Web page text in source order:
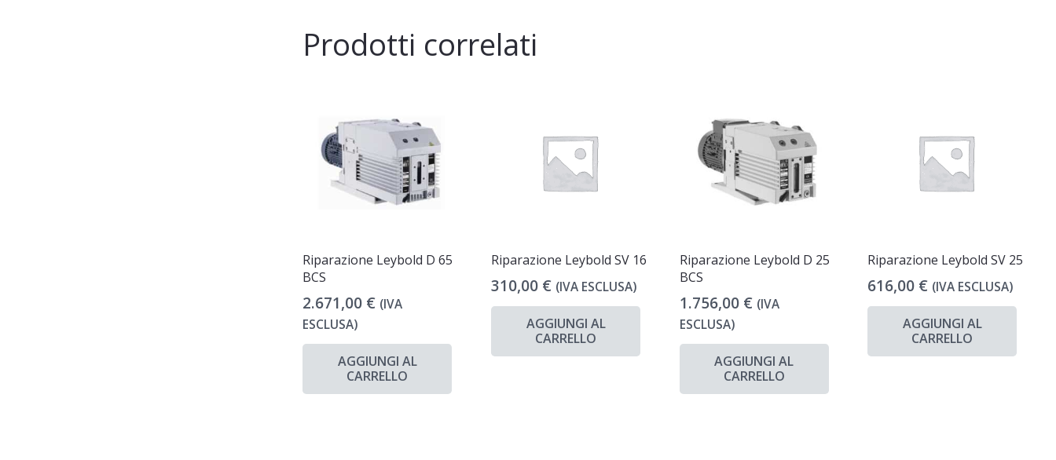
Prodotti correlati
Riparazione Leybold D 65
BCS
2.671,00 € (IVA
ESCLUSA)
AGGIUNGI AL
CARRELLO
Riparazione Leybold SV 16
310,00 € (IVA ESCLUSA)
AGGIUNGI AL
CARRELLO
Riparazione Leybold D 25
BCS
1.756,00 € (IVA
ESCLUSA)
AGGIUNGI AL
CARRELLO
Riparazione Leybold SV 25
616,00 € (IVA ESCLUSA)
AGGIUNGI AL
CARRELLO